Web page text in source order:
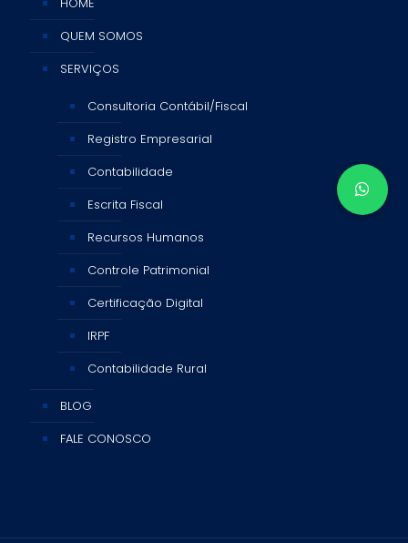
QUEM SOMOS
SERVIÇOS
Consultoria Contábil/Fiscal
Registro Empresarial
Contabilidade
Escrita Fiscal
Recursos Humanos
Controle Patrimonial
Certificação Digital
IRPF
Contabilidade Rural
BLOG
FALE CONOSCO